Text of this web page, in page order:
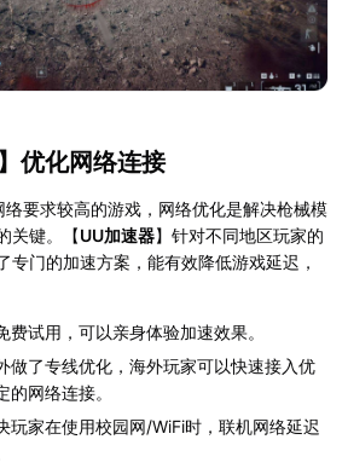
】优化网络连接
要求较高的游戏，网络优化是解决枪械模
关键。【UU加速器】针对不同地区玩家的
专门的加速方案，能有效降低游戏延迟，
费试用，可以亲身体验加速效果。
做了专线优化，海外玩家可以快速接入优
网络连接。
玩家在使用校园网/WiFi时，联机网络延迟